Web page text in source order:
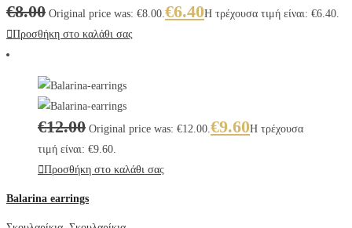
€8.00 Original price was: €8.00. €6.40Η τρέχουσα τιμή είναι: €6.40.
Προσθήκη στο καλάθι σας
€12.00 Original price was: €12.00. €9.60Η τρέχουσα
τιμή είναι: €9.60.
Προσθήκη στο καλάθι σας
Balarina earrings